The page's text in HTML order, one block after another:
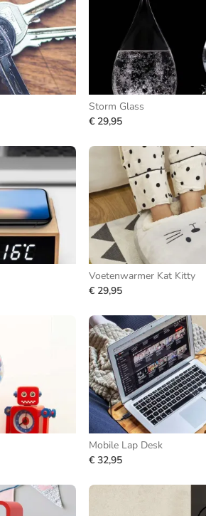
Storm Glass
€ 29,95
Voetenwarmer Kat Kitty
€ 29,95
Mobile Lap Desk
€ 32,95